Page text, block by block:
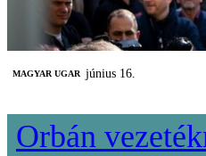
MAGYAR UGAR június 16.
Orbán